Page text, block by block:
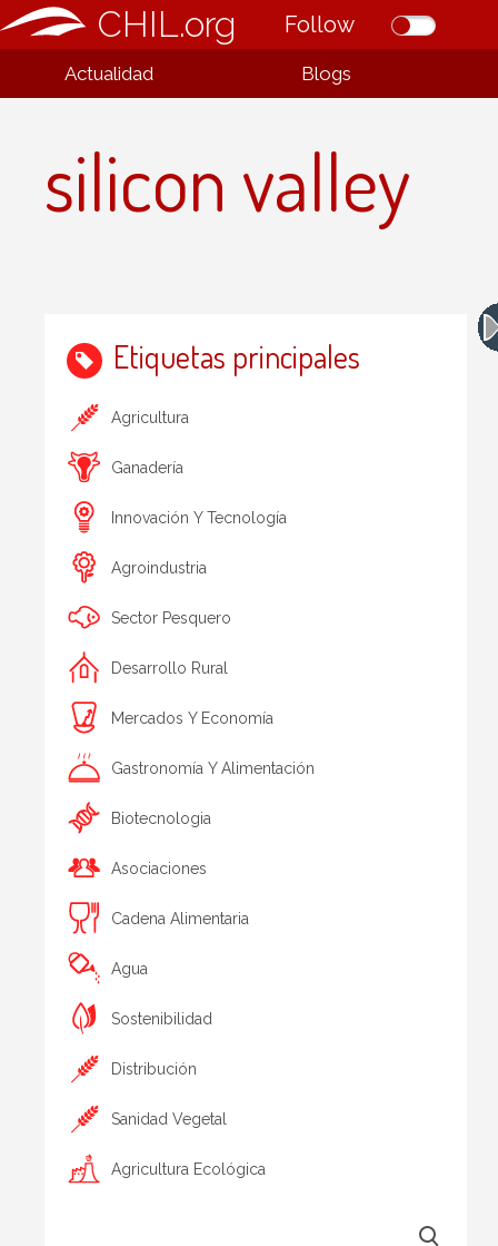
CHIL.org Follow
Actualidad Blogs
silicon valley
Etiquetas principales
Agricultura
Ganadería
Innovación Y Tecnología
Agroindustria
Sector Pesquero
Desarrollo Rural
Mercados Y Economía
Gastronomía Y Alimentación
Biotecnologia
Asociaciones
Cadena Alimentaria
Agua
Sostenibilidad
Distribución
Sanidad Vegetal
Agricultura Ecológica